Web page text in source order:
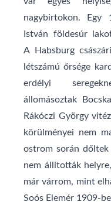
nagybirtokon. Egy
István földesúr
A
Habsburg
létszámú őrsége
erdélyi
állomásoztak
Rákóczi György
körülményei nem
ostrom során
nem állították
már várrom, mint
Soós Elemér 1909-